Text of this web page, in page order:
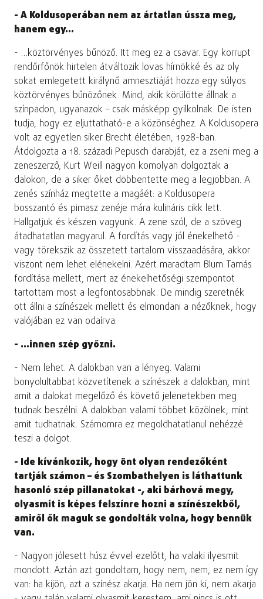
- A Koldusoperában nem az ártatlan ússza meg,
hanem egy…
- …köztörvényes bűnöző. Itt meg ez a csavar. Egy korrupt
rendőrfőnök hirtelen átváltozik lovas hírnökké és az oly
sokat emlegetett királynő amnesztiáját hozza egy súlyos
köztörvényes bűnözőnek. Mind, akik körülötte állnak a
színpadon, ugyanazok – csak másképp gyilkolnak. De isten
tudja, hogy ez eljuttatható-e a közönséghez. A Koldusopera
volt az egyetlen siker Brecht életében, 1928-ban.
Átdolgozta a 18. századi Pepusch darabját, ez a zseni meg a
zeneszerző, Kurt Weill nagyon komolyan dolgoztak a
dalokon, de a siker őket döbbentette meg a legjobban. A
zenés színház megtette a magáét: a Koldusopera
bosszantó és pimasz zenéje mára kulináris cikk lett.
Hallgatjuk és készen vagyunk. A zene szól, de a szöveg
átadhatatlan magyarul. A fordítás vagy jól énekelhető -
vagy törekszik az összetett tartalom visszaadására, akkor
viszont nem lehet elénekelni. Azért maradtam Blum Tamás
fordítása mellett, mert az énekelhetőségi szempontot
tartottam most a legfontosabbnak. De mindig szeretnék
ott állni a színészek mellett és elmondani a nézőknek, hogy
valójában ez van odaírva.
- …innen szép győzni.
- Nem lehet. A dalokban van a lényeg. Valami
bonyolultabbat közvetítenek a színészek a dalokban, mint
amit a dalokat megelőző és követő jelenetekben meg
tudnak beszélni. A dalokban valami többet közölnek, mint
amit tudhatnak. Számomra ez megoldhatatlanul nehézzé
teszi a dolgot.
- Ide kívánkozik, hogy önt olyan rendezőként
tartják számon – és Szombathelyen is láthattunk
hasonló szép pillanatokat -, aki bárhová megy,
olyasmit is képes felszínre hozni a színészekből,
amiről ők maguk se gondolták volna, hogy bennük
van.
- Nagyon jólesett húsz évvel ezelőtt, ha valaki ilyesmit
mondott. Aztán azt gondoltam, hogy nem, nem, ez nem így
van: ha kijön, azt a színész akarja. Ha nem jön ki, nem akarja